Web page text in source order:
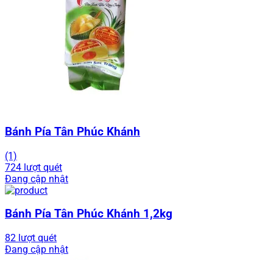
Bánh Pía Tân Phúc Khánh
(1)
724 lượt quét
Đang cập nhật
Bánh Pía Tân Phúc Khánh 1,2kg
82 lượt quét
Đang cập nhật